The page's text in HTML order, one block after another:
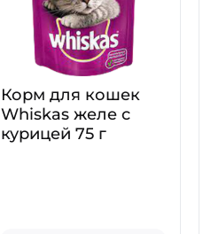
Корм для кошек
Whiskas желе с
курицей 75 г